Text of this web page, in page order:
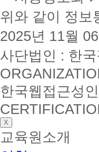
위와 같이 정보
2025년 11월
사단법인 : 한
한국웹접근성
X
교육원소개